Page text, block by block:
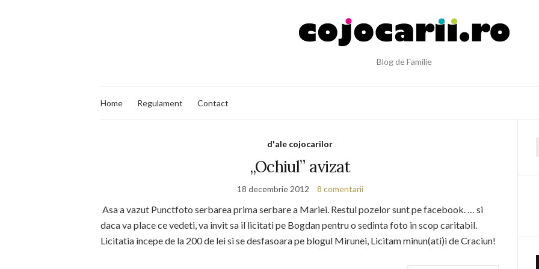
Blog de Familie
Home Regulament Contact
d'ale cojocarilor
„Ochiul” avizat
18 decembrie 2012 8 comentarii
Asa a vazut Punctfoto serbarea prima serbare a Mariei. Restul pozelor sunt pe facebook. … si
daca va place ce vedeti, va invit sa il licitati pe Bogdan pentru o sedinta foto in scop caritabil.
Licitatia incepe de la 200 de lei si se desfasoara pe blogul Mirunei, Licitam minun(ati)i de Craciun!